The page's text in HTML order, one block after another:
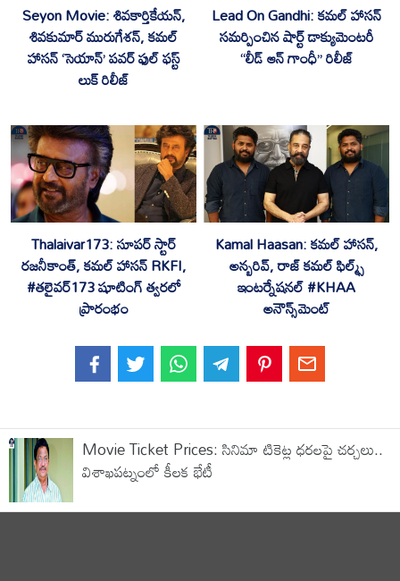
Seyon Movie: శివకార్తికేయన్,
శివకుమార్ మురుగేశన్, కమల్
హాసన్ ‘సెయాన్’ పవర్ ఫుల్ ఫస్ట్
లుక్ రిలీజ్
Lead On Gandhi: కమల్ హాసన్
సమర్పించిన షార్ట్ డాక్యుమెంటరీ
“లీడ్ ఆన్ గాంధీ” రిలీజ్
Thalaivar173: సూపర్ స్టార్
రజనీకాంత్, కమల్ హాసన్ RKFI,
#తలైవర్173 షూటింగ్ త్వరలో
ప్రారంభం
Kamal Haasan: కమల్ హాసన్,
అన్బరివ్, రాజ్ కమల్ ఫిల్మ్స్
ఇంటర్నేషనల్ #KHAA
అనౌన్స్‌మెంట్
Movie Ticket Prices: సినిమా టికెట్ల ధరలపై చర్చలు..
విశాఖపట్నంలో కీలక భేటీ